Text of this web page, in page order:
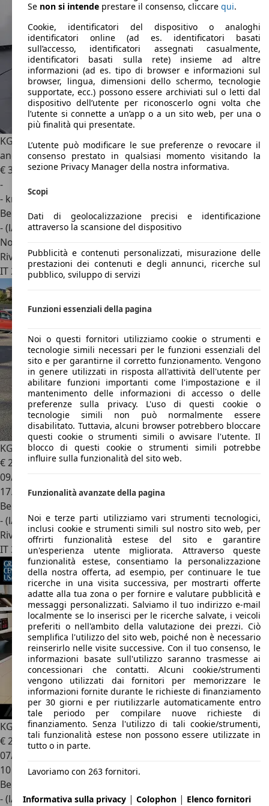
KGM Torres1.5 Turbo GDI BLACK EDITION 6 AT disponibile
anche GPL
€ 30.4001
-
- km
Benzina
- (l/100 km)
Novità
Rivenditore
IT 20821Meda - Monza Brianza - Mb
KGM Torres ICON BLACK 4WD AT MY23
€ 25.0001
09/2023
17.721 km
Benzina
- (l/100 km)
Rivenditore
IT 30026Portogruaro - Ve
KGM Torres1.5 Turbo GDI aut. K-Line - PROMO K73
€ 26.9001€ 29.300,-
07/2026
10 km
Benzina
- (l/100 km)
Se non si intende prestare il consenso, cliccare qui.
Cookie, identificatori del dispositivo o analoghi
identificatori online (ad es. identificatori basati
sull’accesso, identificatori assegnati casualmente,
identificatori basati sulla rete) insieme ad altre
informazioni (ad es. tipo di browser e informazioni sul
browser, lingua, dimensioni dello schermo, tecnologie
supportate, ecc.) possono essere archiviati sul o letti dal
dispositivo dell’utente per riconoscerlo ogni volta che
l’utente si connette a un’app o a un sito web, per una o
più finalità qui presentate.
L’utente può modificare le sue preferenze o revocare il
consenso prestato in qualsiasi momento visitando la
sezione Privacy Manager della nostra informativa.
Scopi
Dati di geolocalizzazione precisi e identificazione
attraverso la scansione del dispositivo
Pubblicità e contenuti personalizzati, misurazione delle
prestazioni dei contenuti e degli annunci, ricerche sul
pubblico, sviluppo di servizi
Funzioni essenziali della pagina
Noi o questi fornitori utilizziamo cookie o strumenti e
tecnologie simili necessari per le funzioni essenziali del
sito e per garantirne il corretto funzionamento. Vengono
in genere utilizzati in risposta all'attività dell'utente per
abilitare funzioni importanti come l'impostazione e il
mantenimento delle informazioni di accesso o delle
preferenze sulla privacy. L'uso di questi cookie o
tecnologie simili non può normalmente essere
disabilitato. Tuttavia, alcuni browser potrebbero bloccare
questi cookie o strumenti simili o avvisare l'utente. Il
blocco di questi cookie o strumenti simili potrebbe
influire sulla funzionalità del sito web.
Funzionalità avanzate della pagina
Noi e terze parti utilizziamo vari strumenti tecnologici,
inclusi cookie e strumenti simili sul nostro sito web, per
offrirti funzionalità estese del sito e garantire
un'esperienza utente migliorata. Attraverso queste
funzionalità estese, consentiamo la personalizzazione
della nostra offerta, ad esempio, per continuare le tue
ricerche in una visita successiva, per mostrarti offerte
adatte alla tua zona o per fornire e valutare pubblicità e
messaggi personalizzati. Salviamo il tuo indirizzo e-mail
localmente se lo inserisci per le ricerche salvate, i veicoli
preferiti o nell'ambito della valutazione dei prezzi. Ciò
semplifica l'utilizzo del sito web, poiché non è necessario
reinserirlo nelle visite successive. Con il tuo consenso, le
informazioni basate sull'utilizzo saranno trasmesse ai
concessionari che contatti. Alcuni cookie/strumenti
vengono utilizzati dai fornitori per memorizzare le
informazioni fornite durante le richieste di finanziamento
per 30 giorni e per riutilizzarle automaticamente entro
tale periodo per compilare nuove richieste di
finanziamento. Senza l'utilizzo di tali cookie/strumenti,
tali funzionalità estese non possono essere utilizzate in
tutto o in parte.
Lavoriamo con 263 fornitori.
Informativa sulla privacy | Colophon | Elenco fornitori